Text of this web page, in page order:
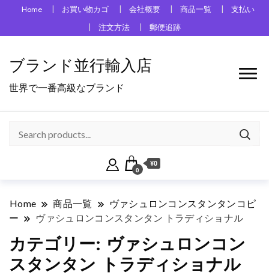
Home お買い物カゴ 会社概要 商品一覧
支払い
注文方法
郵便追跡
ブランド並行輸入店
世界で一番高級なブランド
0
¥0
Home 商品一覧
ヴァシュロンコンスタンタンコピ
ー
ヴァシュロンコンスタンタン トラディショナル
カテゴリー: ヴァシュロンコン
スタンタン トラディショナル